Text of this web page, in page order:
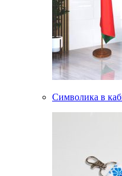
Символика в